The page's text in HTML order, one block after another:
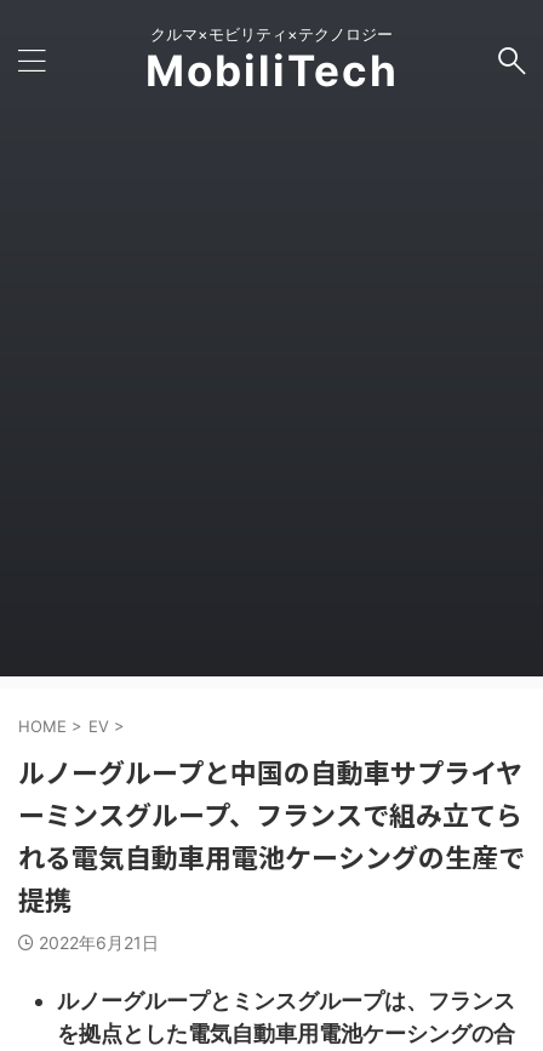
クルマ×モビリティ×テクノロジー
MobiliTech
HOME > EV >
ルノーグループと中国の自動車サプライヤ
ーミンスグループ、フランスで組み立てら
れる電気自動車用電池ケーシングの生産で
提携
2022年6月21日
ルノーグループとミンスグループは、フランス
を拠点とした電気自動車用電池ケーシングの合